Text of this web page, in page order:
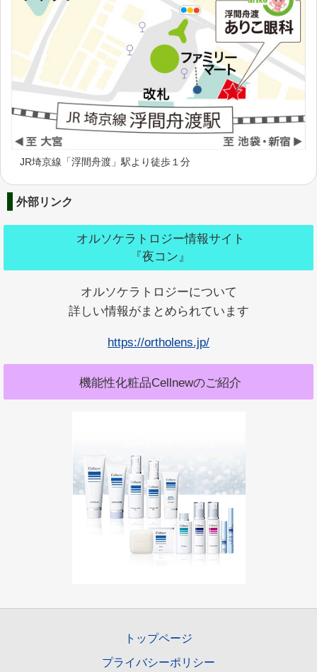
JR埼京線「浮間舟渡」駅より徒歩１分
外部リンク
オルソケラトロジー情報サイト
『夜コン』
オルソケラトロジーについて
詳しい情報がまとめられています
https://ortholens.jp/
機能性化粧品Cellnewのご紹介
トップページ
プライバシーポリシー